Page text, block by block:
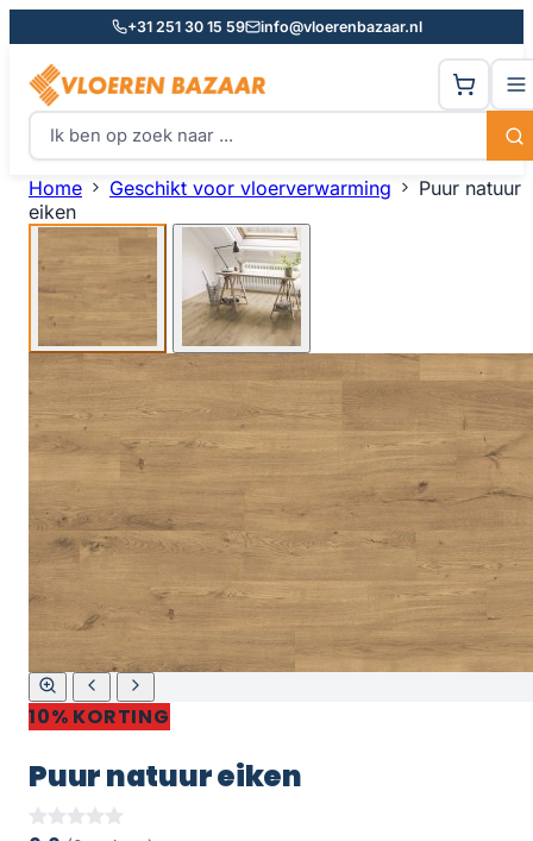
+31 251 30 15 59 info@vloerenbazaar.nl
Home Geschikt voor vloerverwarming
Puur natuur
eiken
10% KORTING
Puur natuur eiken